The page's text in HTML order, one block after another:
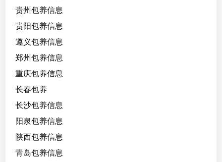
贵州包养信息
贵阳包养信息
遵义包养信息
郑州包养信息
重庆包养信息
长春包养
长沙包养信息
阳泉包养信息
陕西包养信息
青岛包养信息